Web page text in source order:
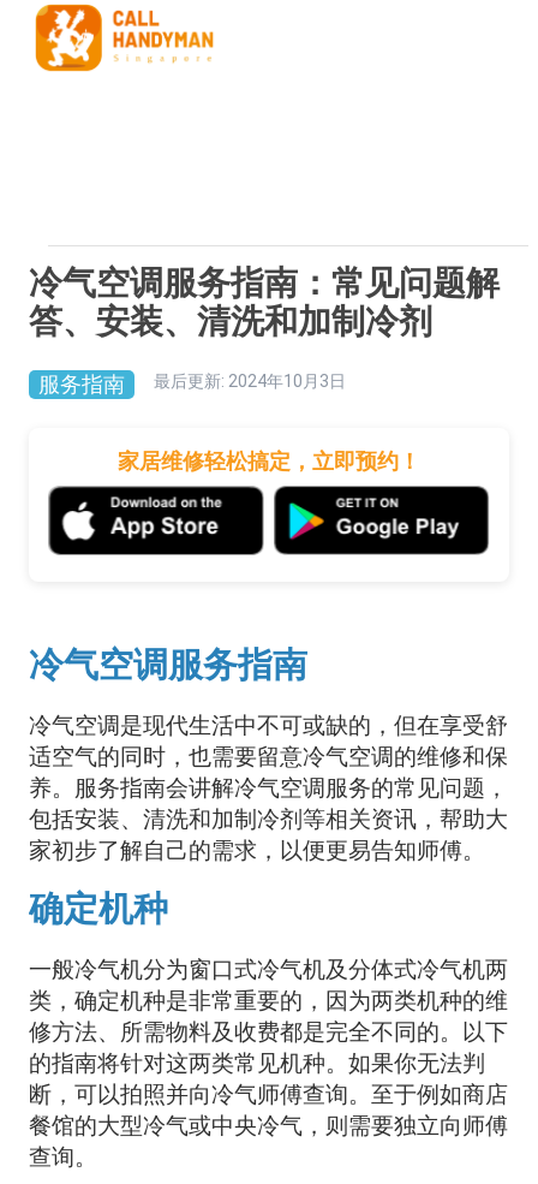
冷气空调服务指南：常见问题解
答、安装、清洗和加制冷剂
服务指南 最后更新: 2024年10月3日
家居维修轻松搞定，立即预约！
冷气空调服务指南
冷气空调是现代生活中不可或缺的，但在享受舒
适空气的同时，也需要留意冷气空调的维修和保
养。服务指南会讲解冷气空调服务的常见问题，
包括安装、清洗和加制冷剂等相关资讯，帮助大
家初步了解自己的需求，以便更易告知师傅。
确定机种
一般冷气机分为窗口式冷气机及分体式冷气机两
类，确定机种是非常重要的，因为两类机种的维
修方法、所需物料及收费都是完全不同的。以下
的指南将针对这两类常见机种。如果你无法判
断，可以拍照并向冷气师傅查询。至于例如商店
餐馆的大型冷气或中央冷气，则需要独立向师傅
查询。